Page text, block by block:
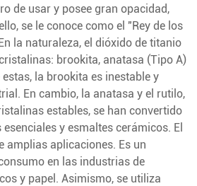
de usar y posee gran opacidad,
se le conoce como el "Rey de los
la naturaleza, el dióxido de titanio
brookita, anatasa (Tipo A)
la brookita es inestable y
En cambio, la anatasa y el rutilo,
estables, se han convertido
y esmaltes cerámicos. El
amplias aplicaciones. Es un
en las industrias de
y papel. Asimismo, se utiliza